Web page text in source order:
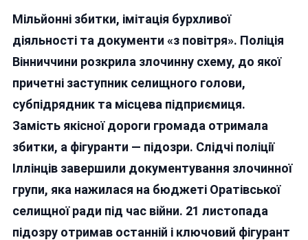
Громаді
Народу»
Мільйонні збитки, імітація бурхливої
діяльності та документи «з повітря». Поліція
Вінниччини розкрила злочинну схему, до якої
причетні заступник селищного голови,
субпідрядник та місцева підприємиця.
Замість якісної дороги громада отримала
збитки, а фігуранти — підозри. Слідчі поліції
Іллінців завершили документування злочинної
групи, яка нажилася на бюджеті Оратівської
селищної ради під час війни. 21 листопада
підозру отримав останній і ключовий фігурант